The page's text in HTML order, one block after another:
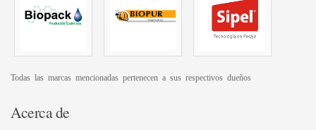
Todas las marcas mencionadas pertenecen a sus respectivos dueños
Acerca de